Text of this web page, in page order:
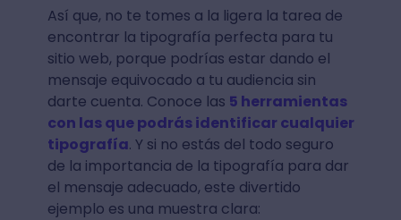
Así que, no te tomes a la ligera la tarea de
encontrar la tipografía perfecta para tu
sitio web, porque podrías estar dando el
mensaje equivocado a tu audiencia sin
darte cuenta. Conoce las 5 herramientas
con las que podrás identificar cualquier
tipografía. Y si no estás del todo seguro
de la importancia de la tipografía para dar
el mensaje adecuado, este divertido
ejemplo es una muestra clara: